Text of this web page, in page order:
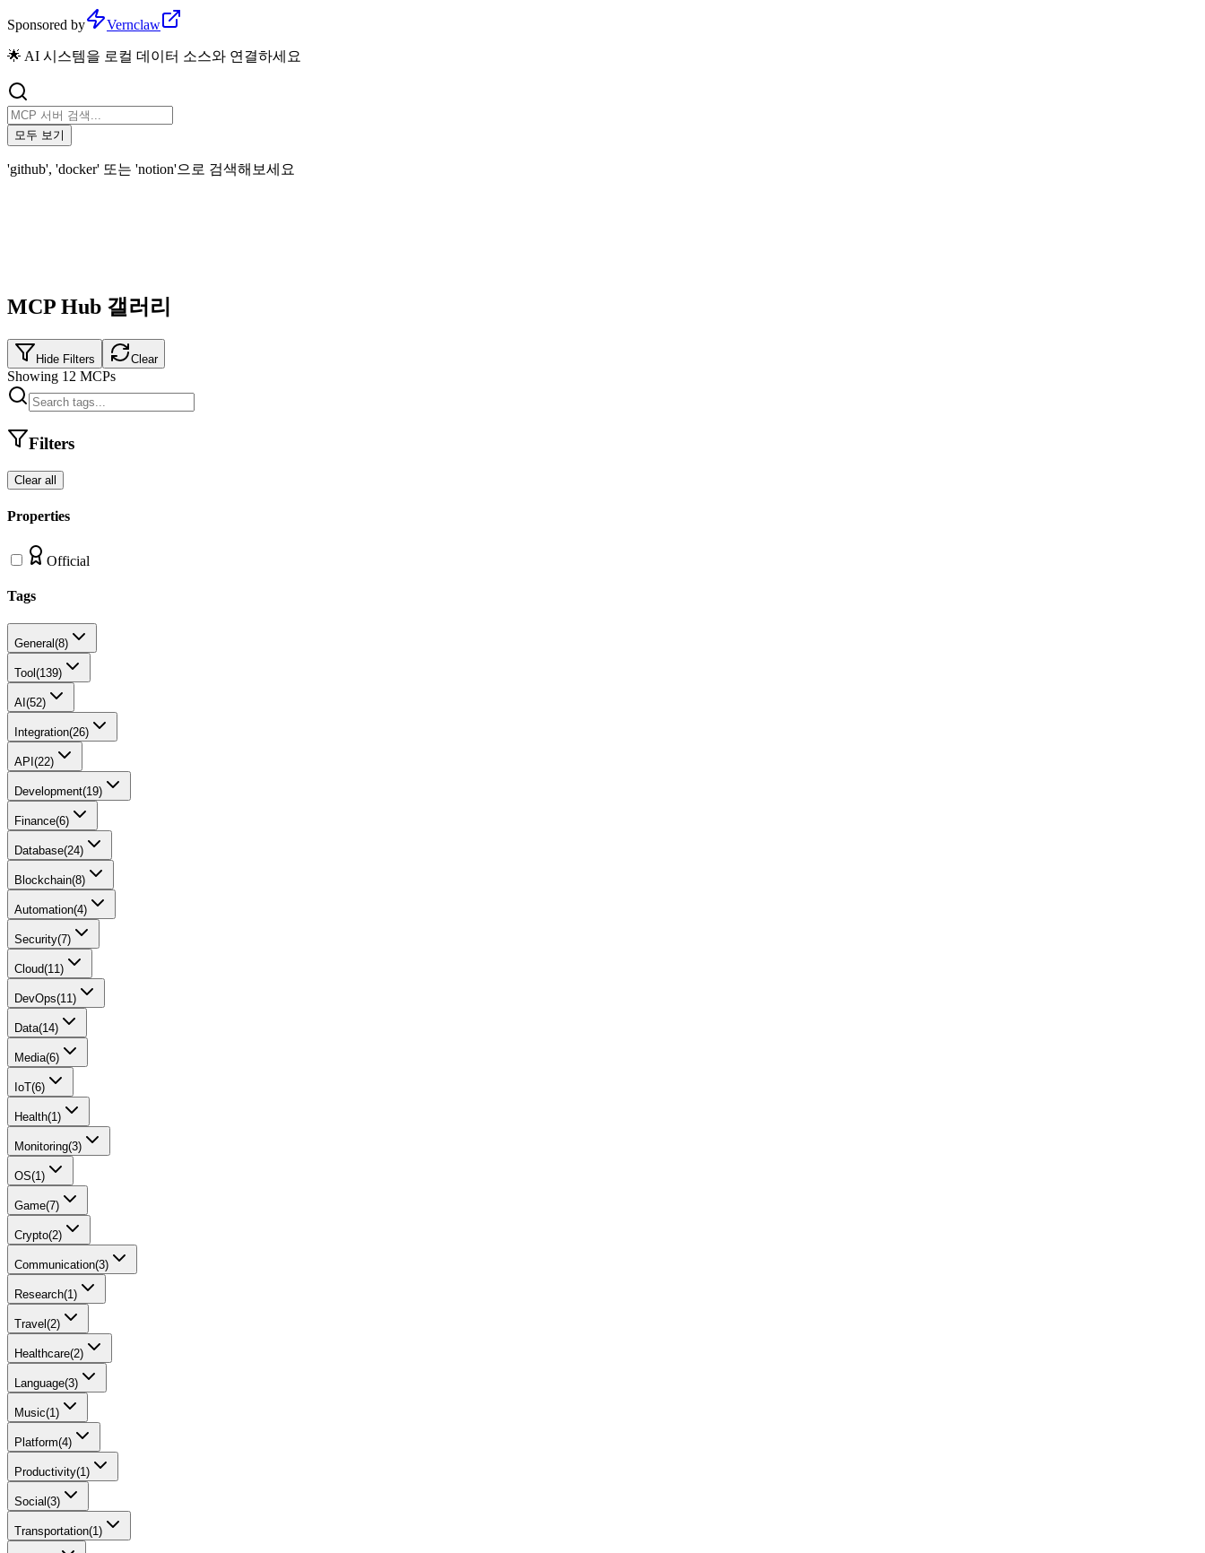
Sponsored by Vernclaw
🌟 AI 시스템을 로컬 데이터 소스와 연결하세요
모두 보기
'github', 'docker' 또는 'notion'으로 검색해보세요
MCP Hub 갤러리
Hide Filters Clear
Showing 12 MCPs
Filters
Clear all
Properties
Official
Tags
General(8)
Tool (139)
AI (52)
Integration(26)
API (22)
Development(19)
Finance(6)
Database(24)
Blockchain(8)
Automation(4)
Security(7)
Cloud(11)
DevOps(11)
Data(14)
Media(6)
IoT(6)
Health(1)
Monitoring(3)
OS(1)
Game(7)
Crypto(2)
Communication(3)
Research(1)
Travel (2)
Healthcare(2)
Language(3)
Music(1)
Platform(4)
Productivity(1)
Social(3)
Transportation(1)